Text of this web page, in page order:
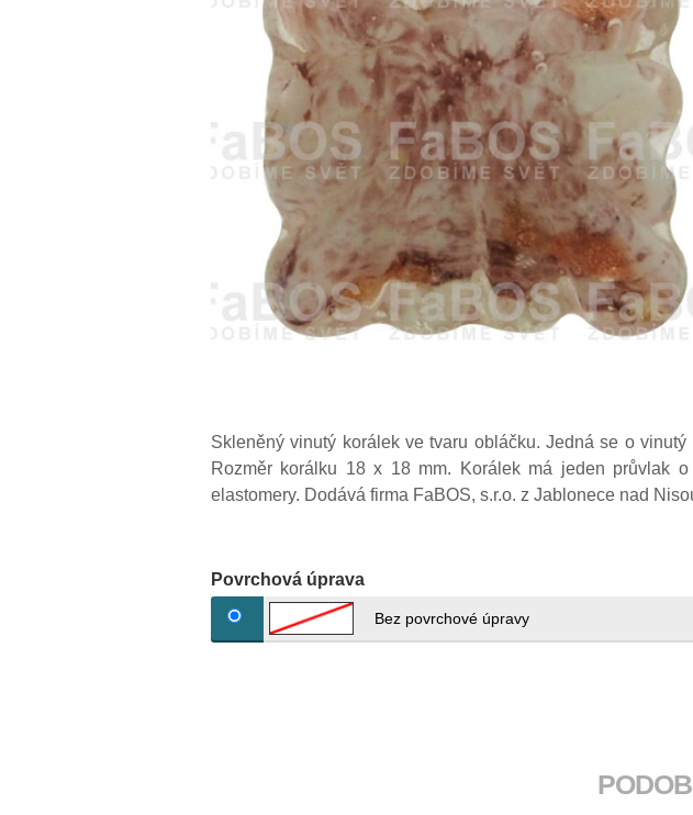
Skleněný vinutý korálek ve tvaru obláčku. Jedná se o
Rozměr korálku 18 x 18 mm. Korálek má jeden průvlak
elastomery. Dodává firma FaBOS, s.r.o. z Jablonece nad
Povrchová úprava
Bez povrchové úpravy